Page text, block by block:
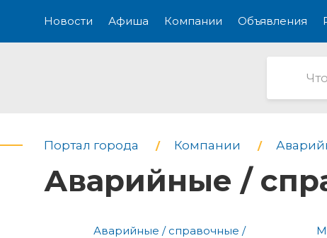
Новости Афиша Компании Объявления
Портал города Компании
Аварийные /
Аварийные / справочные /